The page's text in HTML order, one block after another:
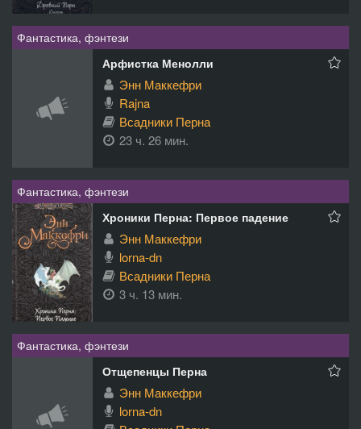
Фантастика, фэнтези
Арфистка Менолли
Энн Маккефри
Rajna
Всадники Перна
23 ч. 26 мин.
Фантастика, фэнтези
Хроники Перна: Первое падение
Энн Маккефри
lorna-dn
Всадники Перна
3 ч. 13 мин.
Фантастика, фэнтези
Отщепенцы Перна
Энн Маккефри
lorna-dn